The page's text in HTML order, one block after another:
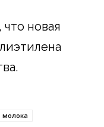
что новая
молока